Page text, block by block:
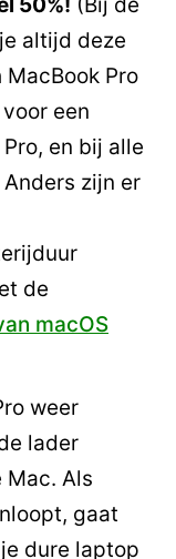
50%! (Bij de
altijd deze
Pro
een
en bij alle
zijn er
de
macOS
weer
lader
Als
gaat
dure laptop